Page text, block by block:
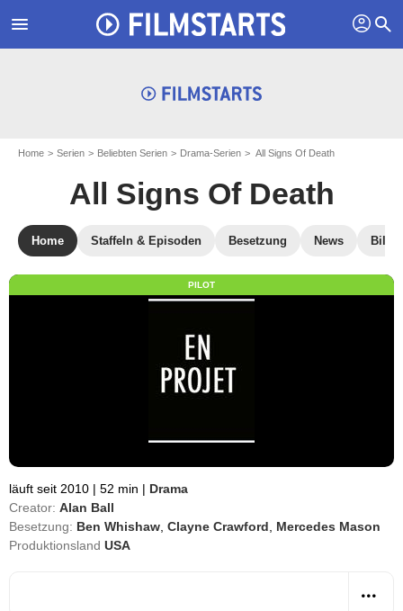
menu profil search
Home Serien Beliebten Serien Drama-Serien All Signs Of Death
All Signs Of Death
Home Staffeln & Episoden Besetzung News Bilder
PILOT
läuft seit 2010 | 52 min | Drama
Creator: Alan Ball
Besetzung: Ben Whishaw Clayne Crawford
Mercedes Mason
Produktionsland USA